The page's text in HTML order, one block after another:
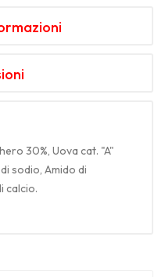
30%, Uova cat. "A"
sodio, Amido di
calcio.